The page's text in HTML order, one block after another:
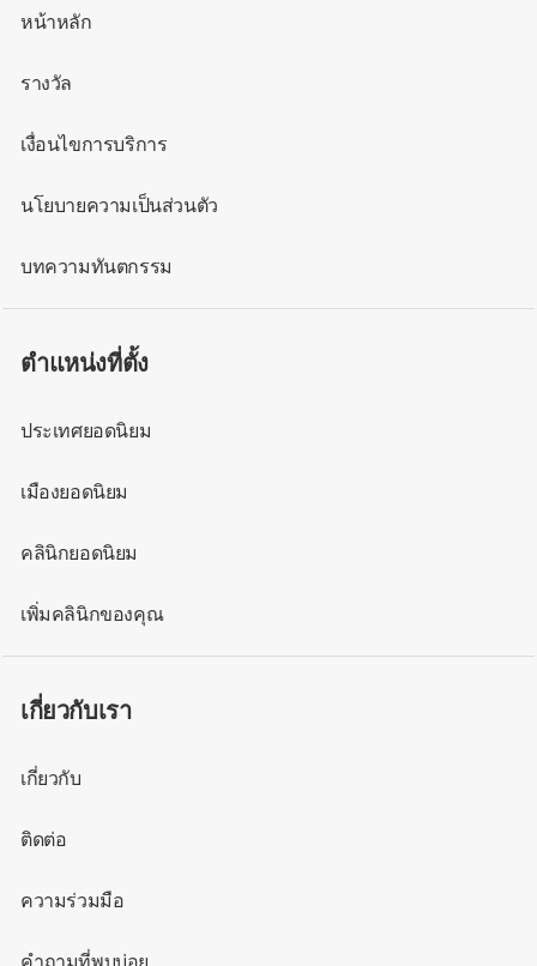
หน้าหลัก
รางวัล
เงื่อนไขการบริการ
นโยบายความเป็นส่วนตัว
บทความทันตกรรม
ตำแหน่งที่ตั้ง
ประเทศยอดนิยม
เมืองยอดนิยม
คลินิกยอดนิยม
เพิ่มคลินิกของคุณ
เกี่ยวกับเรา
เกี่ยวกับ
ติดต่อ
ความร่วมมือ